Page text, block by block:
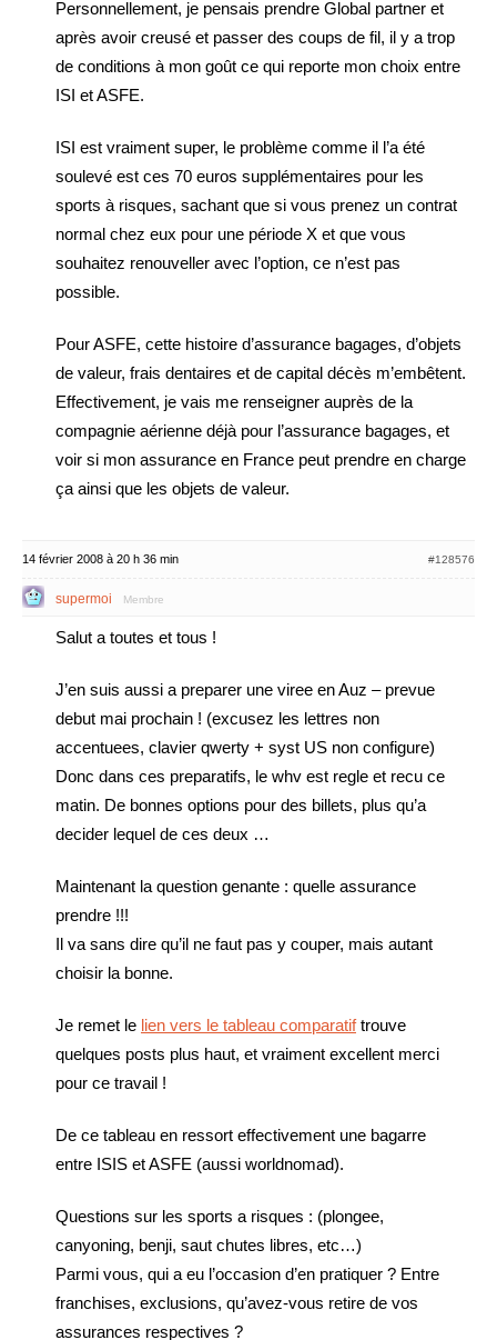
Personnellement, je pensais prendre Global partner et
après avoir creusé et passer des coups de fil, il y a trop
de conditions à mon goût ce qui reporte mon choix entre
ISI et ASFE.
ISI est vraiment super, le problème comme il l’a été
soulevé est ces 70 euros supplémentaires pour les
sports à risques, sachant que si vous prenez un contrat
normal chez eux pour une période X et que vous
souhaitez renouveller avec l’option, ce n’est pas
possible.
Pour ASFE, cette histoire d’assurance bagages, d’objets
de valeur, frais dentaires et de capital décès m’embêtent.
Effectivement, je vais me renseigner auprès de la
compagnie aérienne déjà pour l’assurance bagages, et
voir si mon assurance en France peut prendre en charge
ça ainsi que les objets de valeur.
14 février 2008 à 20 h 36 min #128576
supermoi Membre
Salut a toutes et tous !
J’en suis aussi a preparer une viree en Auz – prevue
debut mai prochain ! (excusez les lettres non
accentuees, clavier qwerty + syst US non configure)
Donc dans ces preparatifs, le whv est regle et recu ce
matin. De bonnes options pour des billets, plus qu’a
decider lequel de ces deux …
Maintenant la question genante : quelle assurance
prendre !!!
Il va sans dire qu’il ne faut pas y couper, mais autant
choisir la bonne.
Je remet le lien vers le tableau comparatiftrouve
quelques posts plus haut, et vraiment excellent merci
pour ce travail !
De ce tableau en ressort effectivement une bagarre
entre ISIS et ASFE (aussi worldnomad).
Questions sur les sports a risques : (plongee,
canyoning, benji, saut chutes libres, etc…)
Parmi vous, qui a eu l’occasion d’en pratiquer ? Entre
franchises, exclusions, qu’avez-vous retire de vos
assurances respectives ?